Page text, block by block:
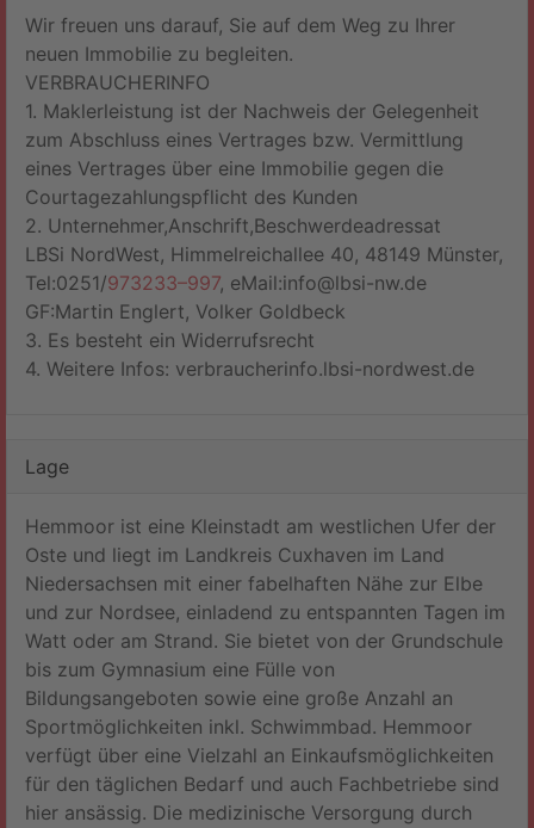
Wir freuen uns darauf, Sie auf dem Weg zu Ihrer
neuen Immobilie zu begleiten.
VERBRAUCHERINFO
1. Maklerleistung ist der Nachweis der Gelegenheit
zum Abschluss eines Vertrages bzw. Vermittlung
eines Vertrages über eine Immobilie gegen die
Courtagezahlungspflicht des Kunden
2. Unternehmer,Anschrift,Beschwerdeadressat
LBSi NordWest, Himmelreichallee 40, 48149 Münster,
Tel:0251/973233–997, eMail:info@lbsi-nw.de
GF:Martin Englert, Volker Goldbeck
3. Es besteht ein Widerrufsrecht
4. Weitere Infos: verbraucherinfo.lbsi-nordwest.de
Lage
Hemmoor ist eine Kleinstadt am westlichen Ufer der
Oste und liegt im Landkreis Cuxhaven im Land
Niedersachsen mit einer fabelhaften Nähe zur Elbe
und zur Nordsee, einladend zu entspannten Tagen im
Watt oder am Strand. Sie bietet von der Grundschule
bis zum Gymnasium eine Fülle von
Bildungsangeboten sowie eine große Anzahl an
Sportmöglichkeiten inkl. Schwimmbad. Hemmoor
verfügt über eine Vielzahl an Einkaufsmöglichkeiten
für den täglichen Bedarf und auch Fachbetriebe sind
hier ansässig. Die medizinische Versorgung durch